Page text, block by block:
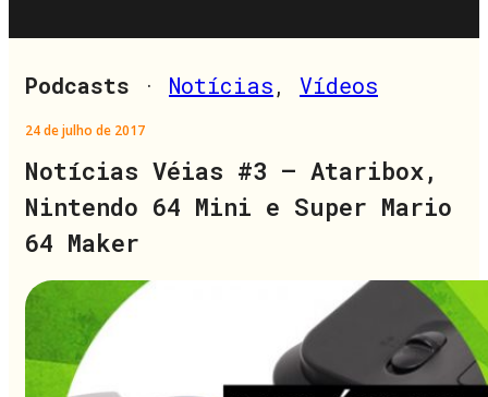
Podcasts · Notícias, Vídeos
24 de julho de 2017
Notícias Véias #3 – Ataribox,
Nintendo 64 Mini e Super Mario
64 Maker